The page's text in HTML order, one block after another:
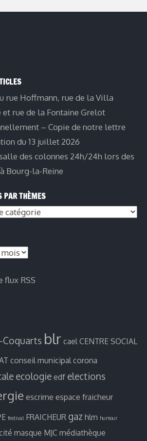
rue Hoffmann, rue de la Villa
et rue de la Fontaine Grelot
– Copie de notre lettre
du 13 juillet 2026
des colonnes 24h/24h lors des
Bourg-la-Reine
PAR THÈMES
flux RSS
Coquarts blr cael CENTRE SOCIAL
conseil municipal corona
ecologie edf elections
escrime espace fraicheur
festival FRAICHEUR gaz hlm humour
masque MJC médiathèque